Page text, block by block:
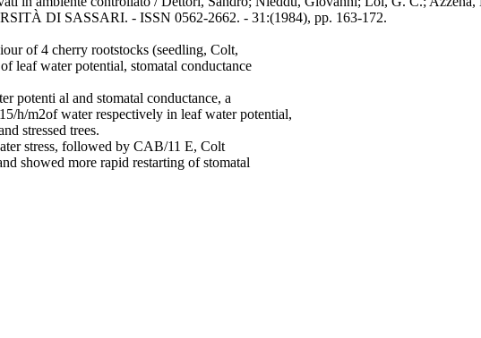
DI SASSARI. - ISSN 0562-2662. - 31:(1984), pp. 163-172.
of 4 cherry rootstocks (seedling, Colt,
leaf water potential, stomatal conductance
potenti al and stomatal conductance, a
h/m2of water respectively in leaf water potential,
stressed trees.
stress, followed by CAB/11 E, Colt
showed more rapid restarting of stomatal